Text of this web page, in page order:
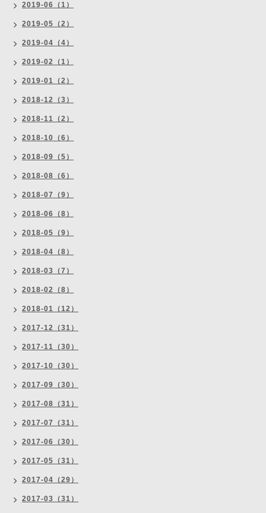
2019-06（1）
2019-05（2）
2019-04（4）
2019-02（1）
2019-01（2）
2018-12（3）
2018-11（2）
2018-10（6）
2018-09（5）
2018-08（6）
2018-07（9）
2018-06（8）
2018-05（9）
2018-04（8）
2018-03（7）
2018-02（8）
2018-01（12）
2017-12（31）
2017-11（30）
2017-10（30）
2017-09（30）
2017-08（31）
2017-07（31）
2017-06（30）
2017-05（31）
2017-04（29）
2017-03（31）